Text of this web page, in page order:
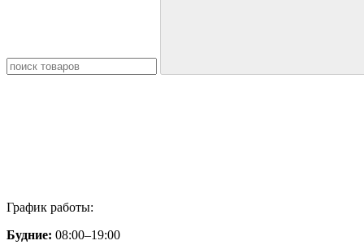
График работы:
Будние: 08:00–19:00